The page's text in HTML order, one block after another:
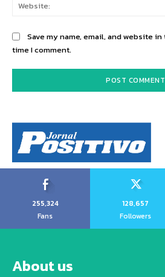
Save my name, email, and website
time I comment.
255,324
Fans
128,657
Followers
About us